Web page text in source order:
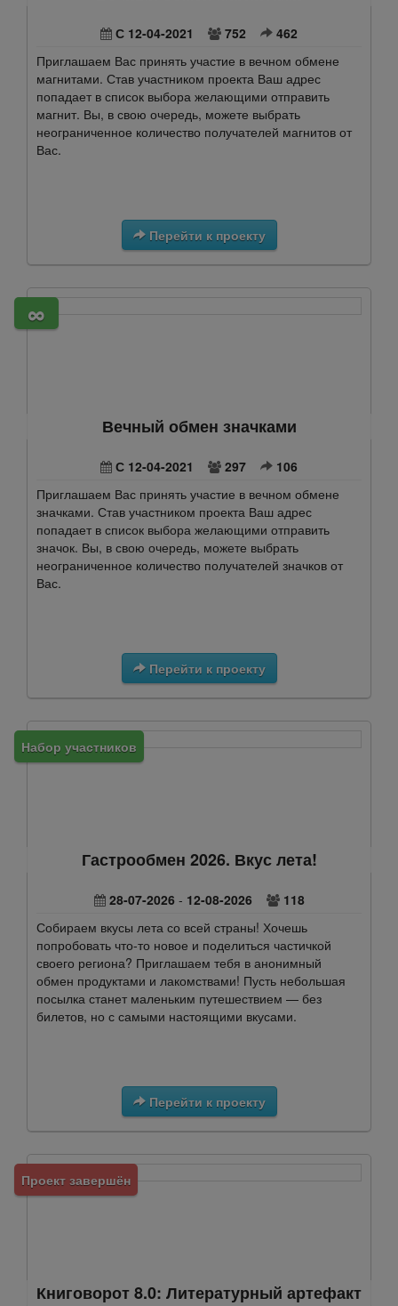
С 12-04-2021 752
462
Приглашаем Вас принять участие в вечном обмене
магнитами. Став участником проекта Ваш адрес
попадает в список выбора желающими отправить
магнит. Вы, в свою очередь, можете выбрать
неограниченное количество получателей магнитов от
Вас.
Перейти к проекту
Вечный обмен значками
∞
С 12-04-2021 297
106
Приглашаем Вас принять участие в вечном обмене
значками. Став участником проекта Ваш адрес
попадает в список выбора желающими отправить
значок. Вы, в свою очередь, можете выбрать
неограниченное количество получателей значков от
Вас.
Перейти к проекту
Гастрообмен 2026. Вкус лета!
Набор участников
28-07-2026- 12-08-2026
118
Собираем вкусы лета со всей страны! Хочешь
попробовать что-то новое и поделиться частичкой
своего региона? Приглашаем тебя в анонимный
обмен продуктами и лакомствами! Пусть небольшая
посылка станет маленьким путешествием — без
билетов, но с самыми настоящими вкусами.
Перейти к проекту
Книговорот 8.0: Литературный артефакт
Проект завершён